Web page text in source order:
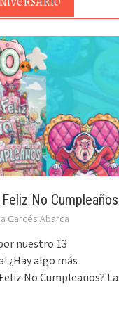
No Cumpleaños
Garcés Abarca
nuestro 13
¿Hay algo más
No Cumpleaños? La